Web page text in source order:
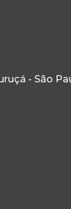
- São